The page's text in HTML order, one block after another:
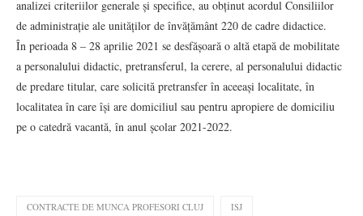
analizei criteriilor generale și specifice, au obținut acordul Consiliilor
de administrație ale unităților de învățământ 220 de cadre didactice.
În perioada 8 – 28 aprilie 2021 se desfășoară o altă etapă de mobilitate
a personalului didactic, pretransferul, la cerere, al personalului didactic
de predare titular, care solicită pretransfer în aceeași localitate, în
localitatea în care își are domiciliul sau pentru apropiere de domiciliu
pe o catedră vacantă, în anul școlar 2021-2022.
CONTRACTE DE MUNCA PROFESORI CLUJ ISJ